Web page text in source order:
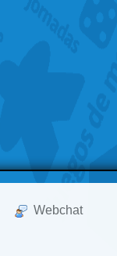
Webchat